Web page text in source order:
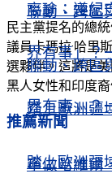
聯動、跨區
界有事」？
踏上歐洲疆
寧做哈維爾
高瑜：遵紀
聯動、跨區
界有事」？
踏上歐洲疆
民主黨提名的總
議員卡瑪拉·哈里
選夥伴。這將是
黑人女性和印度裔
推薦新聞